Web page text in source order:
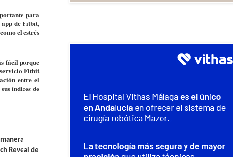
para
app de Fitbit,
el estrés
fácil porque
Fitbit
entre el
índices de
Reveal de